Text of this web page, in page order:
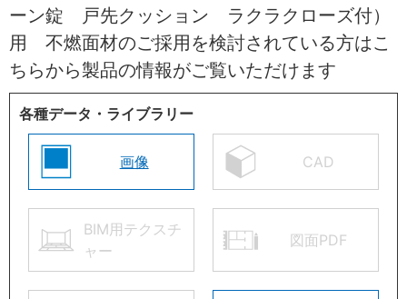
ーン錠 戸先クッション ラクラクローズ付）
用 不燃面材のご採用を検討されている方はこ
ちらから製品の情報がご覧いただけます
各種データ・ライブラリー
画像 CAD
BIM用テクスチ
ャー
図面PDF